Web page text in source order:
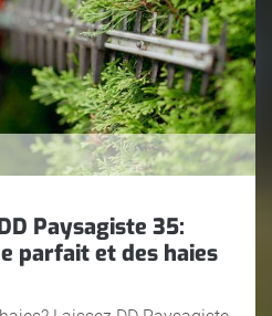
Paysagiste 35:
parfait et des haies